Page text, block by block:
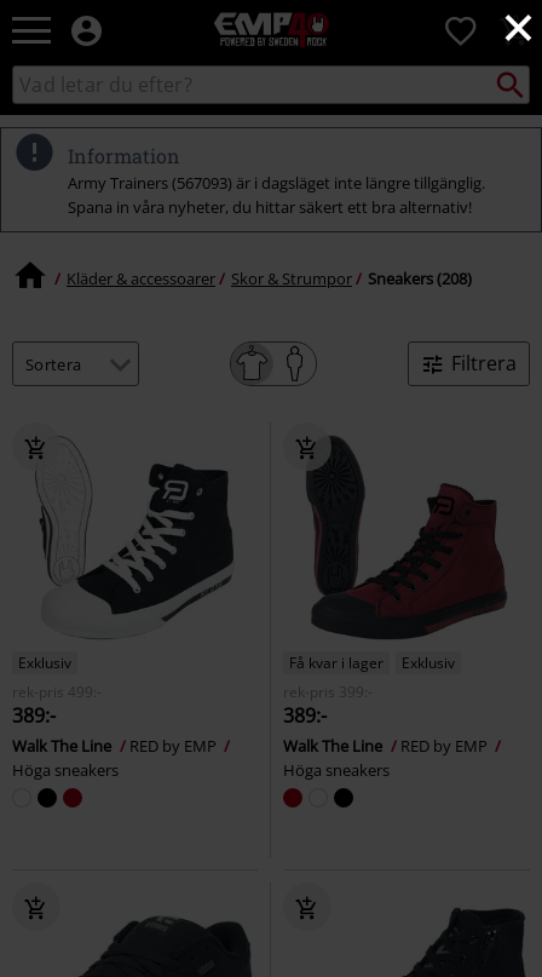
×
EMP
-
Musik,
TV
-
Alternativt
0
Sök
i
katalogen
Sök
Information
Army Trainers (567093) är i dagsläget inte längre tillgänglig.
Spana in våra nyheter, du hittar säkert ett bra alternativ!
Kläder & accessoarer Skor & Strumpor Sneakers (208)
Filtrera
Exklusiv
rek-pris
499:-
389:-
Walk The Line
RED by EMP
Höga sneakers
Få kvar i lager
Exklusiv
rek-pris
399:-
389:-
Walk The Line
RED by EMP
Höga sneakers